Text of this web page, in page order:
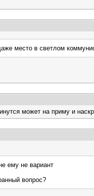
место в светлом
может на приму и
ему не вариант
вопрос?